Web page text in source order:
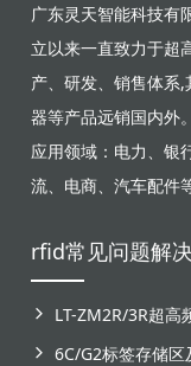
广东灵天智能科技有
立以来一直致力于超
产、研发、销售体系
器等产品远销国内外
应用领域：电力、银
流、电商、汽车配件
rfid常见问题解
LT-ZM2R/3R超高
6C/G2标签存储